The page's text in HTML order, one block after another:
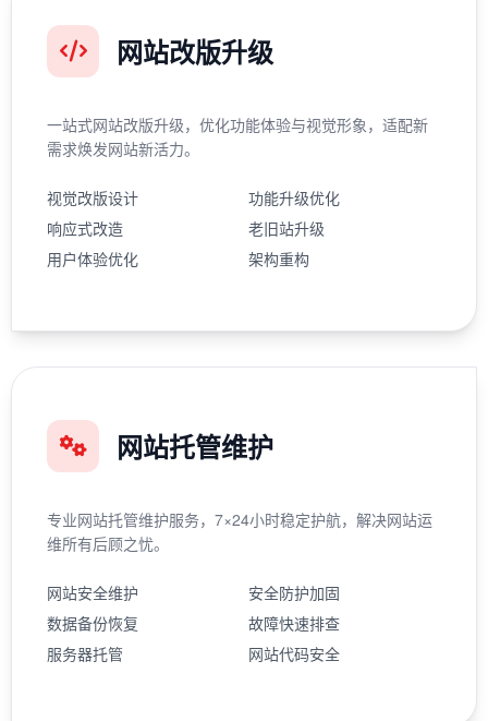
网站改版升级
一站式网站改版升级，优化功能体验与视觉形象，适配新
需求焕发网站新活力。
视觉改版设计
功能升级优化
响应式改造
老旧站升级
用户体验优化
架构重构
网站托管维护
专业网站托管维护服务，7×24小时稳定护航，解决网站运
维所有后顾之忧。
网站安全维护
安全防护加固
数据备份恢复
故障快速排查
服务器托管
网站代码安全